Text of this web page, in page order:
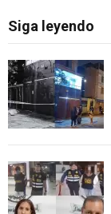
Siga leyendo